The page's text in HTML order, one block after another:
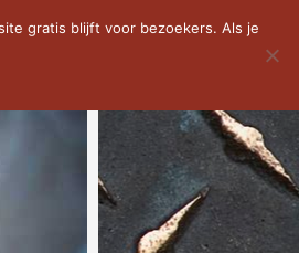
gratis blijft voor bezoekers. Als je